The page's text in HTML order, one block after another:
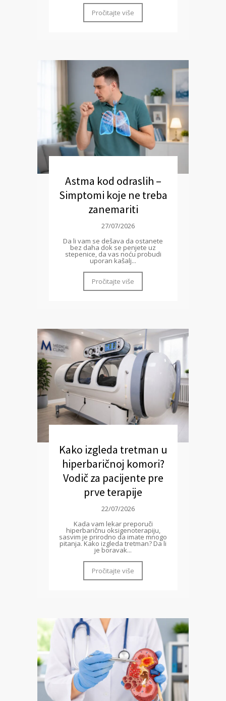
Pročitajte više
Astma kod odraslih –
Simptomi koje ne treba
zanemariti
27/07/2026
Da li vam se dešava da ostanete
bez daha dok se penjete uz
stepenice, da vas noću probudi
uporan kašalj...
Pročitajte više
Kako izgleda tretman u
hiperbaričnoj komori?
Vodič za pacijente pre
prve terapije
22/07/2026
Kada vam lekar preporuči
hiperbaričnu oksigenoterapiju,
sasvim je prirodno da imate mnogo
pitanja. Kako izgleda tretman? Da li
je boravak...
Pročitajte više